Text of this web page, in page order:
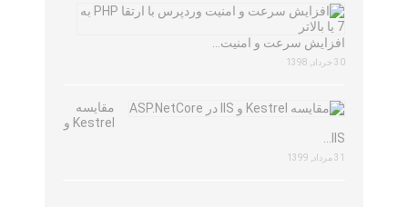
افزایش سرعت و امنیت…
30 خرداد, 1398
مقایسه
Kestrel و
IIS…
31 مرداد, 1399